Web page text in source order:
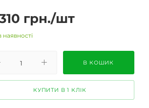
грн./шт
наявності
В КОШИК
КУПИТИ В 1 КЛІК